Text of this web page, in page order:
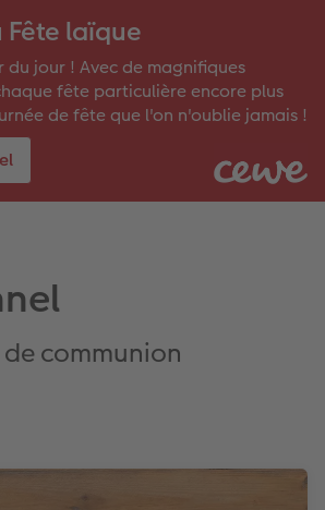
laïque
jour ! Avec de magnifiques
fête particulière encore plus
de fête que l'on n'oublie jamais !
communion